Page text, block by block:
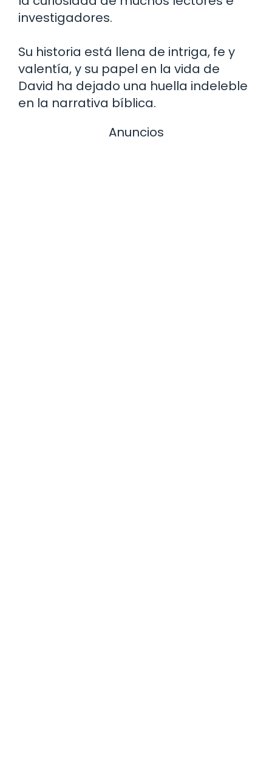
investigadores.
Su historia está llena de intriga, fe y
valentía, y su papel en la vida de
David ha dejado una huella indeleble
en la narrativa bíblica.
Anuncios